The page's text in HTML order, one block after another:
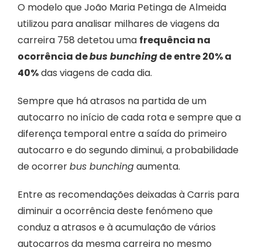
O modelo que João Maria Petinga de Almeida
utilizou para analisar milhares de viagens da
carreira 758 detetou uma frequência na
ocorrência debus bunchingde entre 20% a
40%das viagens de cada dia.
Sempre que há atrasos na partida de um
autocarro no início de cada rota e sempre que a
diferença temporal entre a saída do primeiro
autocarro e do segundo diminui, a probabilidade
de ocorrerbus bunchingaumenta.
Entre as recomendações deixadas à Carris para
diminuir a ocorrência deste fenómeno que
conduz a atrasos e à acumulação de vários
autocarros da mesma carreira no mesmo